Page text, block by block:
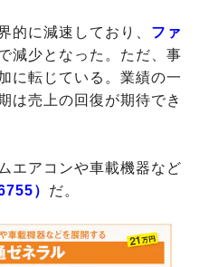
に減速しており、 ファ
減少となった。ただ、事
に転じている。業績の一
は売上の回復が期待でき
エアコンや車載機器など
） だ。